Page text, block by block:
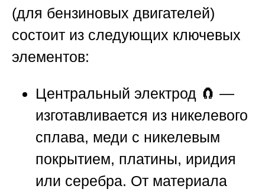
(для бензиновых двигателей)
состоит из следующих ключевых
элементов:
Центральный электрод 🧲 —
изготавливается из никелевого
сплава, меди с никелевым
покрытием, платины, иридия
или серебра. От материала